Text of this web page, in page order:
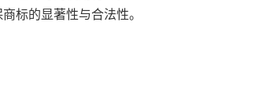
标的显著性与合法性。